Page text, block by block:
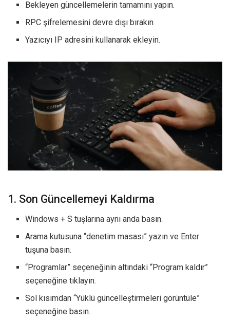
Bekleyen güncellemelerin tamamını yapın.
RPC şifrelemesini devre dışı bırakın
Yazıcıyı IP adresini kullanarak ekleyin.
1. Son Güncellemeyi Kaldırma
Windows + S tuşlarına aynı anda basın.
Arama kutusuna “denetim masası” yazın ve Enter
tuşuna basın.
“Programlar” seçeneğinin altındaki “Program kaldır”
seçeneğine tıklayın.
Sol kısımdan “Yüklü güncelleştirmeleri görüntüle”
seçeneğine basın.